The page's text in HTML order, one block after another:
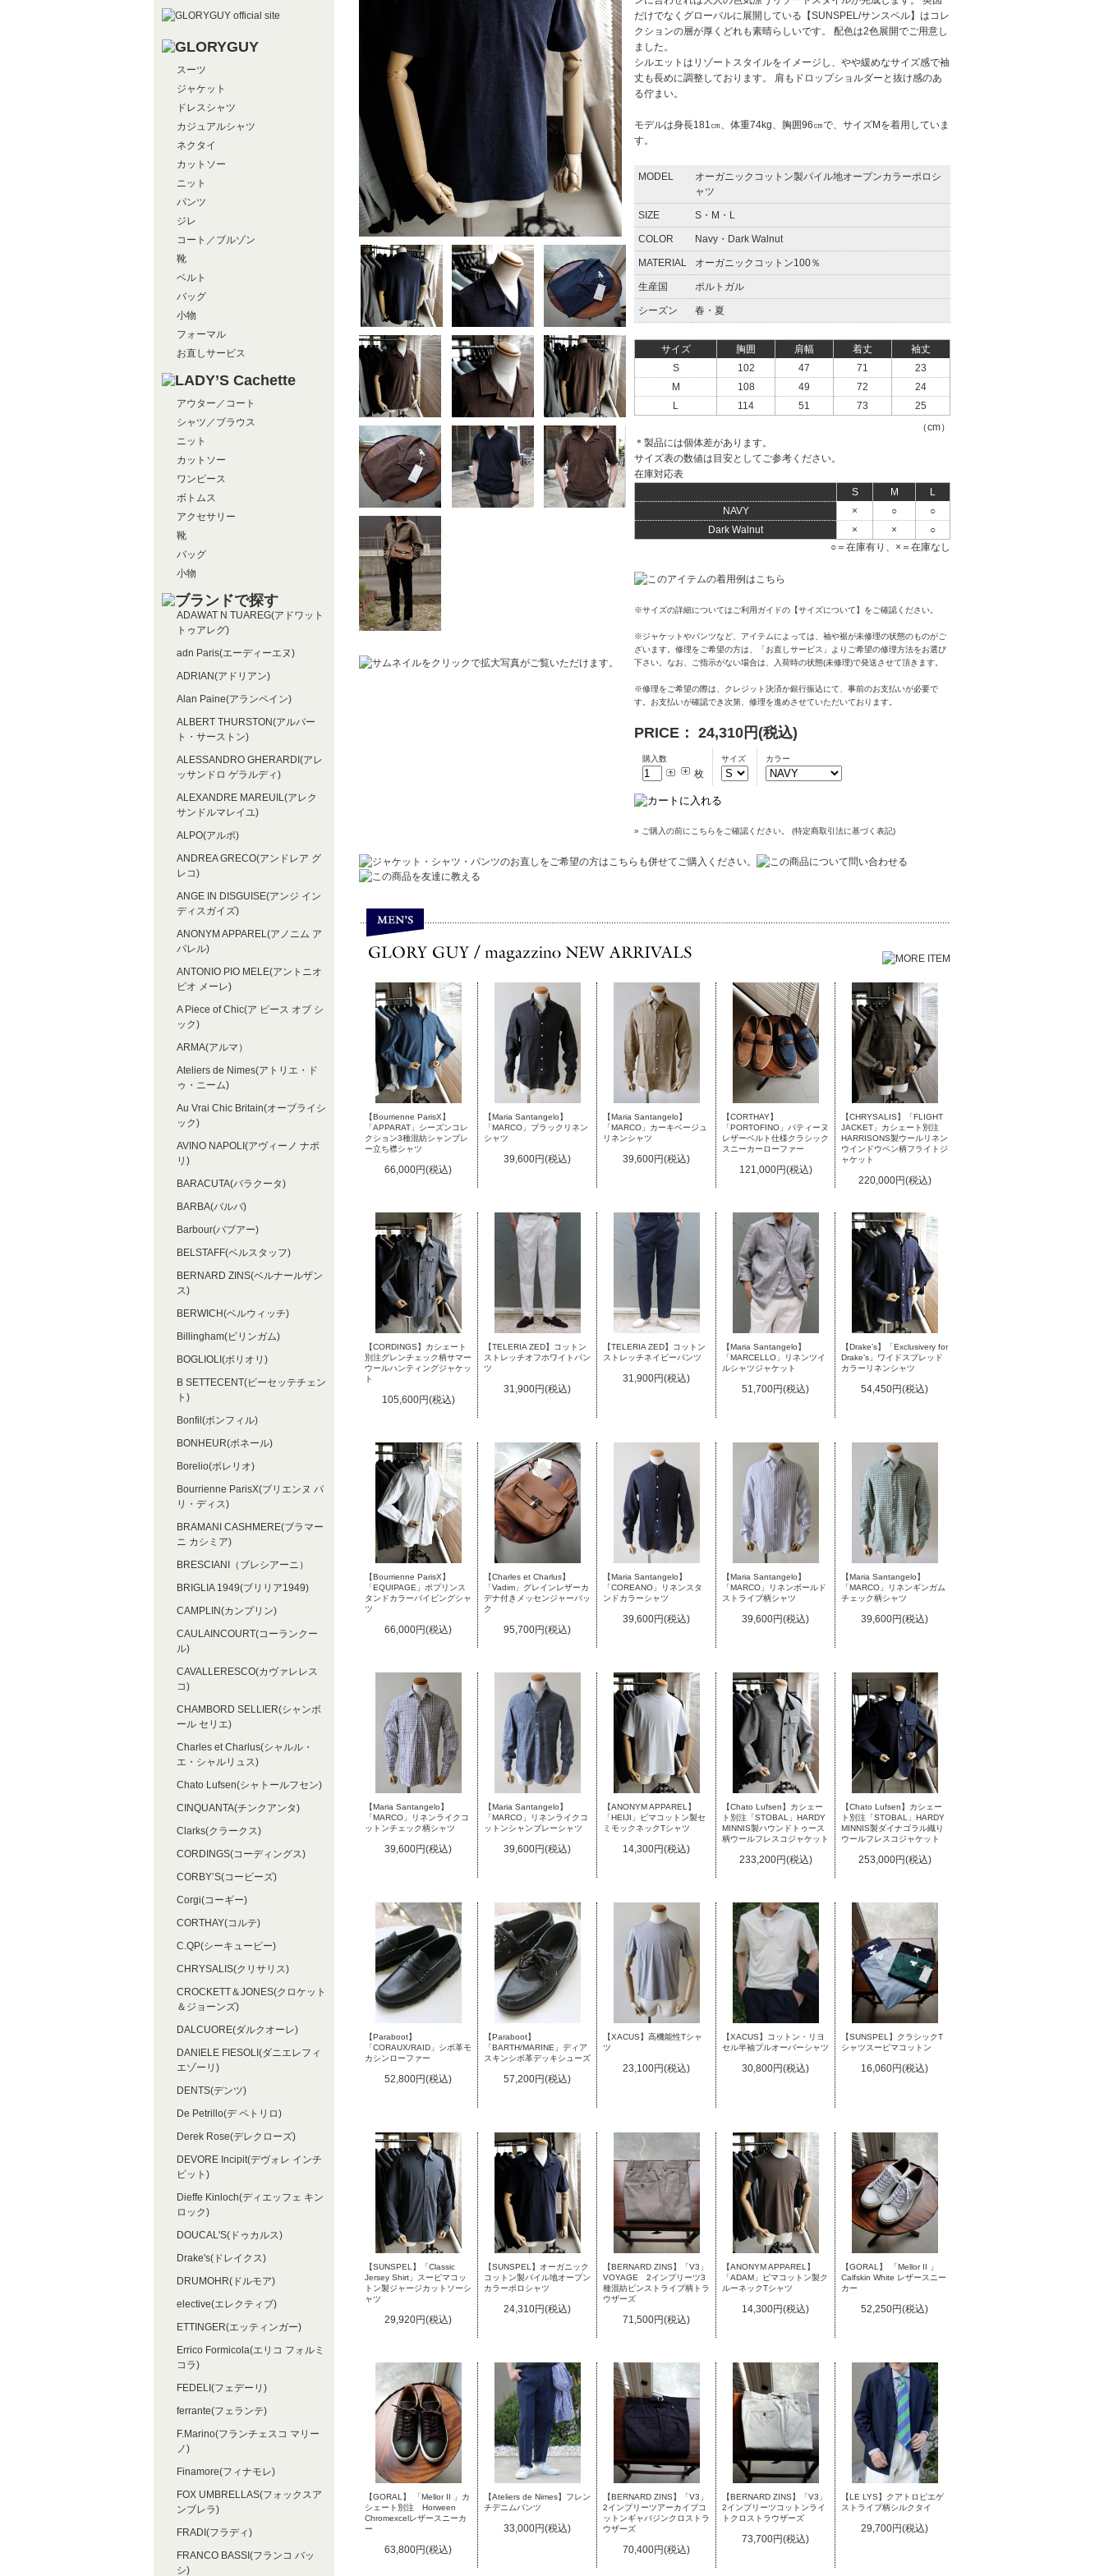
だけでなくグローバルに展開している【SUNSPEL/サンスペル】はコレ
クションの層が厚くどれも素晴らしいです。 配色は2色展開でご用意し
ました。
シルエットはリゾートスタイルをイメージし、やや緩めなサイズ感で袖
丈も長めに調整しております。 肩もドロップショルダーと抜け感のあ
る佇まい。
モデルは身長181㎝、体重74kg、胸囲96㎝で、サイズMを着用していま
す。
MODEL
オーガニックコットン製パイル地オープンカラーポロシ
ャツ
SIZE S・M・L
COLOR Navy・Dark Walnut
MATERIAL オーガニックコットン100％
生産国 ポルトガル
シーズン 春・夏
サイズ 胸囲 肩幅 着丈
袖丈
S
102 47 71
23
M
108 49 72
24
L
114 51 73
25
（cm）
＊製品には個体差があります。
サイズ表の数値は目安としてご参考ください。
在庫対応表
S
M
L
NAVY
× ○
○
Dark Walnut
× ×
○
○＝在庫有り、×＝在庫なし
※サイズの詳細については ご利用ガイドの【サイズについて】をご確認ください。
※ジャケットやパンツなど、アイテムによっては、袖や裾が未修理の状態のものがご
ざいます。修理をご希望の方は、
「お直しサービス」
よりご希望の修理方法をお選び
下さい。なお、ご指示がない場合は、入荷時の状態(未修理)で発送させて頂きます。
※修理をご希望の際は、クレジット決済か銀行振込にて、事前のお支払いが必要で
す。お支払いが確認でき次第、修理を進めさせていただいております。
PRICE： 24,310円(税込)
購入数
枚
サイズ カラー
» ご購入の前にこちらをご確認ください。 (特定商取引法に基づく表記)
【Bourrienne ParisX】
「APPARAT」シーズンコレ
クション3種混紡シャンブレ
ー立ち襟シャツ
66,000円(税込)
【Maria Santangelo】
「MARCO」ブラックリネン
シャツ
39,600円(税込)
【Maria Santangelo】
「MARCO」カーキベージュ
リネンシャツ
39,600円(税込)
【CORTHAY】
「PORTOFINO」パティーヌ
レザーベルト仕様クラシック
スニーカーローファー
121,000円(税込)
【CHRYSALIS】「FLIGHT
JACKET」カシェート別注
HARRISONS製ウールリネン
ウインドウペン柄フライトジ
ャケット
220,000円(税込)
【CORDINGS】カシェート
別注グレンチェック柄サマー
ウールハンティングジャケッ
ト
105,600円(税込)
【TELERIA ZED】コットン
ストレッチオフホワイトパン
ツ
31,900円(税込)
【TELERIA ZED】コットン
ストレッチネイビーパンツ
31,900円(税込)
【Maria Santangelo】
「MARCELLO」リネンツイ
ルシャツジャケット
51,700円(税込)
【Drake’s】「Exclusivery for
Drake’s」ワイドスプレッド
カラーリネンシャツ
54,450円(税込)
【Bourrienne ParisX】
「EQUIPAGE」ポプリンス
タンドカラーパイピングシャ
ツ
66,000円(税込)
【Charles et Charlus】
「Vadim」グレインレザーカ
デナ付きメッセンジャーバッ
ク
95,700円(税込)
【Maria Santangelo】
「COREANO」リネンスタ
ンドカラーシャツ
39,600円(税込)
【Maria Santangelo】
「MARCO」リネンボールド
ストライプ柄シャツ
39,600円(税込)
【Maria Santangelo】
「MARCO」リネンギンガム
チェック柄シャツ
39,600円(税込)
【Maria Santangelo】
「MARCO」リネンライクコ
ットンチェック柄シャツ
39,600円(税込)
【Maria Santangelo】
「MARCO」リネンライクコ
ットンシャンブレーシャツ
39,600円(税込)
【ANONYM APPAREL】
「HEIJI」ピマコットン製セ
ミモックネックTシャツ
14,300円(税込)
【Chato Lufsen】カシェー
ト別注「STOBAL」HARDY
MINNIS製ハウンドトゥース
柄ウールフレスコジャケット
233,200円(税込)
【Chato Lufsen】カシェー
ト別注「STOBAL」HARDY
MINNIS製ダイナゴラル織り
ウールフレスコジャケット
253,000円(税込)
【Paraboot】
「CORAUX/RAID」シボ革モ
カシンローファー
52,800円(税込)
【Paraboot】
「BARTH/MARINE」ディア
スキンシボ革デッキシューズ
57,200円(税込)
【XACUS】高機能性Tシャ
ツ
23,100円(税込)
【XACUS】コットン・リヨ
セル半袖プルオーバーシャツ
30,800円(税込)
【SUNSPEL】クラシックT
シャツスーピマコットン
16,060円(税込)
【SUNSPEL】「Classic
Jersey Shirt」スーピマコッ
トン製ジャージカットソーシ
ャツ
29,920円(税込)
【SUNSPEL】オーガニック
コットン製パイル地オープン
カラーポロシャツ
24,310円(税込)
【BERNARD ZINS】「V3」
VOYAGE 2インプリーツ3
種混紡ピンストライプ柄トラ
ウザーズ
71,500円(税込)
【ANONYM APPAREL】
「ADAM」ピマコットン製ク
ルーネックTシャツ
14,300円(税込)
【GORAL】 「Mellor II 」
Calfskin White レザースニー
カー
52,250円(税込)
【GORAL】 「Mellor II 」カ
シェート別注 Horween
Chromexcelレザースニーカ
ー
63,800円(税込)
【Ateliers de Nimes】フレン
チデニムパンツ
33,000円(税込)
【BERNARD ZINS】「V3」
2インプリーツアーカイブコ
ットンギャバジンクロストラ
ウザーズ
70,400円(税込)
【BERNARD ZINS】「V3」
2インプリーツコットンライ
トクロストラウザーズ
73,700円(税込)
【LE LYS】クアトロピエゲ
ストライプ柄シルクタイ
29,700円(税込)
スーツ
ジャケット
ドレスシャツ
カジュアルシャツ
ネクタイ
カットソー
ニット
パンツ
ジレ
コート／ブルゾン
靴
ベルト
バッグ
小物
フォーマル
お直しサービス
アウター／コート
シャツ／ブラウス
ニット
カットソー
ワンピース
ボトムス
アクセサリー
靴
バッグ
小物
ADAWAT N TUAREG(アドワット
トゥアレグ)
adn Paris(エーディーエヌ)
ADRIAN(アドリアン)
Alan Paine(アランペイン)
ALBERT THURSTON(アルバー
ト・サーストン)
ALESSANDRO GHERARDI(アレ
ッサンドロ ゲラルディ)
ALEXANDRE MAREUIL(アレク
サンドルマレイユ)
ALPO(アルポ)
ANDREA GRECO(アンドレア グ
レコ)
ANGE IN DISGUISE(アンジ イン
ディスガイズ)
ANONYM APPAREL(アノニム ア
パレル)
ANTONIO PIO MELE(アントニオ
ピオ メーレ)
A Piece of Chic(ア ピース オブ シ
ック)
ARMA(アルマ）
Ateliers de Nimes(アトリエ・ド
ゥ・ニーム)
Au Vrai Chic Britain(オーブライシ
ック)
AVINO NAPOLI(アヴィーノ ナポ
リ)
BARACUTA(バラクータ)
BARBA(バルバ)
Barbour(バブアー)
BELSTAFF(ベルスタッフ)
BERNARD ZINS(ベルナールザン
ス)
BERWICH(ベルウィッチ)
Billingham(ビリンガム)
BOGLIOLI(ボリオリ)
B SETTECENT(ビーセッテチェン
ト)
Bonfil(ボンフィル)
BONHEUR(ボネール)
Borelio(ボレリオ)
Bourrienne ParisX(ブリエンヌ パ
リ・ディス)
BRAMANI CASHMERE(ブラマー
ニ カシミア)
BRESCIANI（ブレシアーニ）
BRIGLIA 1949(ブリリア1949)
CAMPLIN(カンプリン)
CAULAINCOURT(コーランクー
ル)
CAVALLERESCO(カヴァレレス
コ)
CHAMBORD SELLIER(シャンボ
ール セリエ)
Charles et Charlus(シャルル・
エ・シャルリュス)
Chato Lufsen(シャトールフセン)
CINQUANTA(チンクアンタ)
Clarks(クラークス)
CORDINGS(コーディングス)
CORBY’S(コービーズ)
Corgi(コーギー)
CORTHAY(コルテ)
C.QP(シーキューピー)
CHRYSALIS(クリサリス)
CROCKETT＆JONES(クロケット
＆ジョーンズ)
DALCUORE(ダルクオーレ)
DANIELE FIESOLI(ダニエレフィ
エゾーリ)
DENTS(デンツ)
De Petrillo(デ ペトリロ)
Derek Rose(デレクローズ)
DEVORE Incipit(デヴォレ インチ
ピット)
Dieffe Kinloch(ディエッフェ キン
ロック)
DOUCAL'S(ドゥカルス)
Drake's(ドレイクス)
DRUMOHR(ドルモア)
elective(エレクティブ)
ETTINGER(エッティンガー)
Errico Formicola(エリコ フォルミ
コラ)
FEDELI(フェデーリ)
ferrante(フェランテ)
F.Marino(フランチェスコ マリー
ノ)
Finamore(フィナモレ)
FOX UMBRELLAS(フォックスア
ンブレラ)
FRADI(フラディ)
FRANCO BASSI(フランコ バッ
シ)